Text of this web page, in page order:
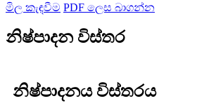
මිල කැඳවීම PDF ලෙස බාගන්න
නිෂ්පාදන විස්තර
නිෂ්පාදනය විස්තරය